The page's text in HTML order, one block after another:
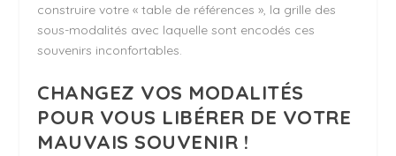
construire votre « table de références », la grille des
sous-modalités avec laquelle sont encodés ces
souvenirs inconfortables.
CHANGEZ VOS MODALITÉS
POUR VOUS LIBÉRER DE VOTRE
MAUVAIS SOUVENIR !